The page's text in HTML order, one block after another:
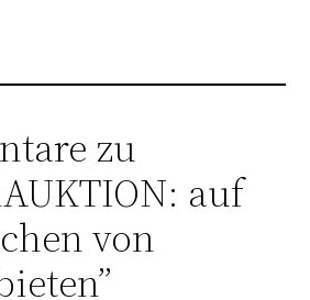
zu
auf
von